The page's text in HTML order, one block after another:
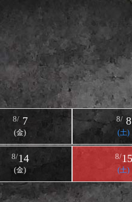
8/7
(金)
8/ 8
(土)
8/14
(金)
8/15
(土)